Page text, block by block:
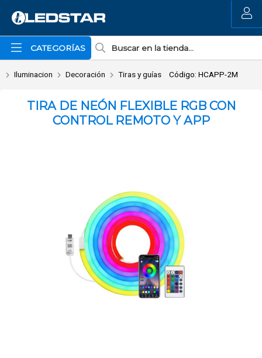
Enviar a email
CATEGORÍAS
MI COMPRA
Iluminacion Decoración Tiras y guías Código: HCAPP-2M
TIRA DE NEÓN FLEXIBLE RGB CON
CONTROL REMOTO Y APP